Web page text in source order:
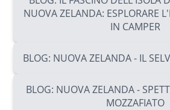
NUOVA ZELANDA: ESPLORARE
IN CAMPER
BLOG: NUOVA ZELANDA - IL
BLOG: NUOVA ZELANDA -
MOZZAFIATO